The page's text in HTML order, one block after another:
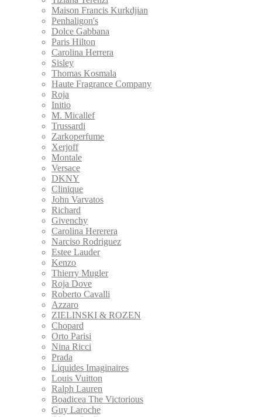
Maison Francis Kurkdjian
Penhaligon's
Dolce Gabbana
Paris Hilton
Carolina Herrera
Sisley
Thomas Kosmala
Haute Fragrance Company
Roja
Initio
M. Micallef
Trussardi
Zarkoperfume
Xerjoff
Montale
Versace
DKNY
Clinique
John Varvatos
Richard
Givenchy
Carolina Hererera
Narciso Rodriguez
Estee Lauder
Kenzo
Thierry Mugler
Roja Dove
Roberto Cavalli
Azzaro
ZIELINSKI & ROZEN
Сhopard
Orto Parisi
Nina Ricci
Prada
Liquides Imaginaires
Louis Vuitton
Ralph Lauren
Boadicea The Victorious
Guy Laroche